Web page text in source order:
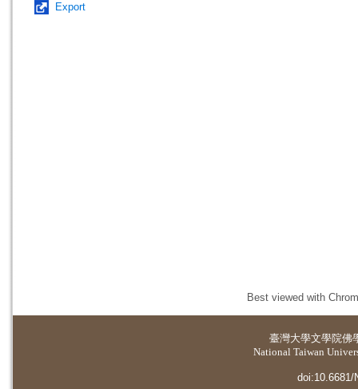
Export
Best viewed with
臺灣大學文學院佛
National Taiwan
doi:10.6681/